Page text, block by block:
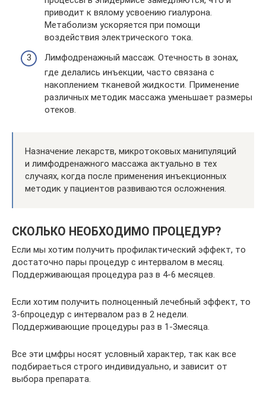
приводит к вялому усвоению гиалурона.
Метаболизм ускоряется при помощи
воздействия электрического тока.
Лимфодренажный массаж. Отечность в зонах,
где делались инъекции, часто связана с
накоплением тканевой жидкости. Применение
различных методик массажа уменьшает размеры
отеков.
Назначение лекарств, микротоковых манипуляций
и лимфодренажного массажа актуально в тех
случаях, когда после применения инъекционных
методик у пациентов развиваются осложнения.
СКОЛЬКО НЕОБХОДИМО ПРОЦЕДУР?
Если мы хотим получить профилактический эффект, то
достаточно пары процедур с интервалом в месяц.
Поддерживающая процедура раз в 4-6 месяцев.
Если хотим получить полноценный лечебный эффект, то
3-6процедур с интервалом раз в 2 недели.
Поддерживающие процедуры раз в 1-3месяца.
Все эти цмфры носят условный характер, так как все
подбираеться строго индивидуально, и зависит от
выбора препарата.